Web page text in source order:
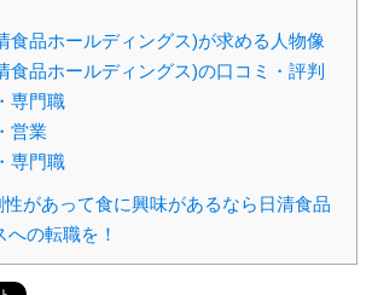
食品ホールディングス)が求める人物像
食品ホールディングス)の口コミ・評判
専門職
営業
専門職
性があって食に興味があるなら日清食品
の転職を！